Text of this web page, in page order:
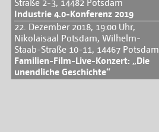
Straße 2-3, 14482 Potsdam
Industrie 4.0-Konferenz 2019
22. Dezember 2018, 19:00 Uhr,
Nikolaisaal Potsdam, Wilhelm-
Staab-Straße 10-11, 14467 Potsdam
Familien-Film-Live-Konzert: „Die
unendliche Geschichte“